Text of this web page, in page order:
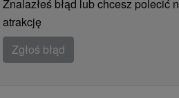
Znalazłeś błąd lub chcesz polecić
atrakcję
Zgłoś błąd